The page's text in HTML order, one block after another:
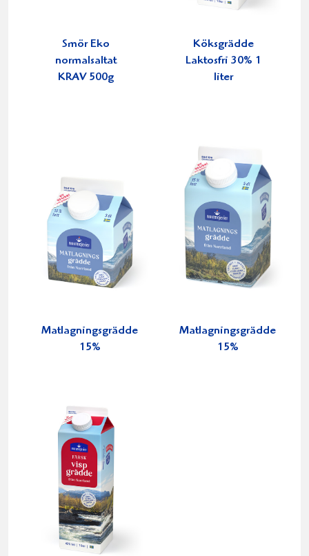
Smör Eko
normalsaltat
KRAV 500g
Köksgrädde
Laktosfri 30% 1
liter
Matlagningsgrädde
15%
Matlagningsgrädde
15%